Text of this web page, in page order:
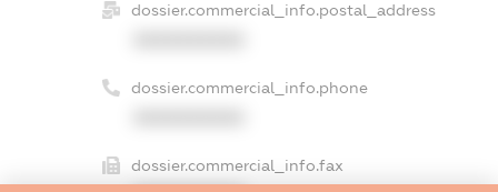
dossier.commercial_info.postal_address
dossier.commercial_info.phone
dossier.commercial_info.fax